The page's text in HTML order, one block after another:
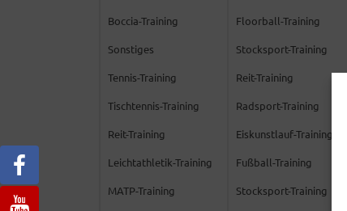
Boccia-Training
Sonstiges
Tennis-Training
Tischtennis-Training
Reit-Training
Leichtathletik-Training
MATP-Training
Floorball-Training
Stocksport-Training
Reit-Training
Radsport-Training
Eiskunstlauf-Training
Fußball-Training
Stocksport-Training